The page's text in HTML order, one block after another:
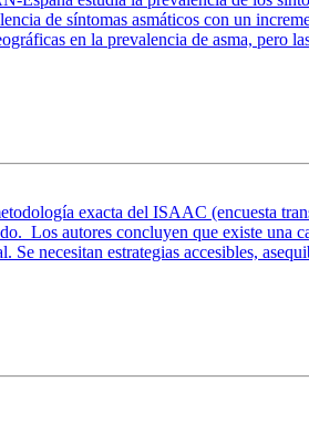
de síntomas asmáticos con un
en la prevalencia de asma, pero
exacta del ISAAC (encuesta
Los autores concluyen que existe una
Se necesitan estrategias accesibles,